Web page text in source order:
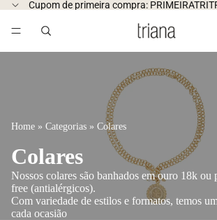
Cupom de primeira compra:
Home Categorias Colares
Colares
Nossos colares são banhados em ouro 18k ou
free (antialérgicos).
Com variedade de estilos e formatos, temos
cada ocasião